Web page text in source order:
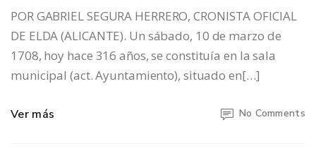
POR GABRIEL SEGURA HERRERO, CRONISTA OFICIAL
DE ELDA (ALICANTE). Un sábado, 10 de marzo de
1708, hoy hace 316 años, se constituía en la sala
municipal (act. Ayuntamiento), situado en[…]
Ver más No Comments